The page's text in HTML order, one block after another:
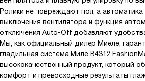
Ролики не повреждают пол, а автоматика
выключения вентилятора и функция
отключения Auto-Off добавляют
Мы, как официальный дилер Миеле,
гладильная система Миле B4312
высококачественный продукт, который
комфорт и превосходные результаты